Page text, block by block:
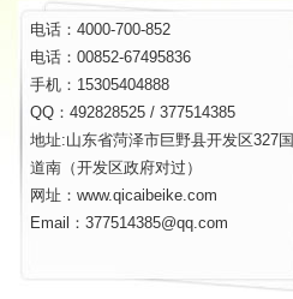
电话：4000-700-852
电话：00852-67495836
手机：15305404888
QQ：492828525 / 377514385
地址:山东省菏泽市巨野县开发区327国
道南（开发区政府对过）
网址：www.qicaibeike.com
Email：377514385@qq.com